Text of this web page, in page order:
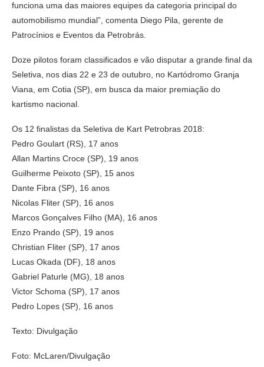
funciona uma das maiores equipes da categoria principal do
automobilismo mundial”, comenta Diego Pila, gerente de
Patrocínios e Eventos da Petrobrás.
Doze pilotos foram classificados e vão disputar a grande final da
Seletiva, nos dias 22 e 23 de outubro, no Kartódromo Granja
Viana, em Cotia (SP), em busca da maior premiação do
kartismo nacional.
Os 12 finalistas da Seletiva de Kart Petrobras 2018:
Pedro Goulart (RS), 17 anos
Allan Martins Croce (SP), 19 anos
Guilherme Peixoto (SP), 15 anos
Dante Fibra (SP), 16 anos
Nicolas Fliter (SP), 16 anos
Marcos Gonçalves Filho (MA), 16 anos
Enzo Prando (SP), 19 anos
Christian Fliter (SP), 17 anos
Lucas Okada (DF), 18 anos
Gabriel Paturle (MG), 18 anos
Victor Schoma (SP), 17 anos
Pedro Lopes (SP), 16 anos
Texto: Divulgação
Foto: McLaren/Divulgação